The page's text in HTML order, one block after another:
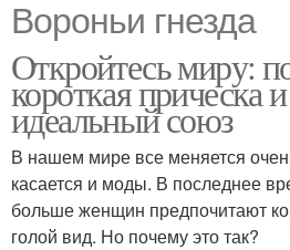
Вороньи гнезда
Откройтесь миру:
короткая прическа
идеальный союз
В нашем мире все меняется
касается и моды. В последнее
больше женщин предпочитают
голой вид. Но почему это так?